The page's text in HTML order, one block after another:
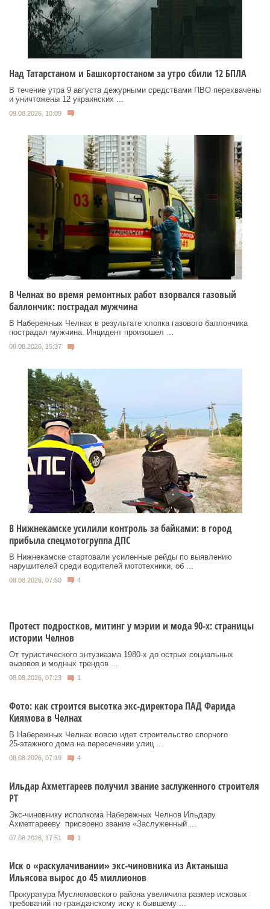
Над Татарстаном и Башкортостаном за утро сбили 12 БПЛА
В течение утра 9 августа дежурными средствами ПВО перехвачены
и уничтожены 12 украинских ...
09.08.2026, 10:09
В Челнах во время ремонтных работ взорвался газовый
баллончик: пострадал мужчина
В Набережных Челнах в результате хлопка газового баллончика
пострадал мужчина. Инцидент произошел ...
08.08.2026, 15:37
В Нижнекамске усилили контроль за байками: в город
прибыла спецмотогруппа ДПС
В Нижнекамске стартовали усиленные рейды по выявлению
нарушителей среди водителей мототехники, об ...
08.08.2026, 07:50 4
Протест подростков, митинг у мэрии и мода 90-х: страницы
истории Челнов
От туристического энтузиазма 1980‑х до острых социальных
вызовов и модных трендов ...
08.08.2026, 07:23 1
Фото: как строится высотка экс-директора ПАД Фарида
Киямова в Челнах
В Набережных Челнах вовсю идет строительство спорного
25‑этажного дома на пересечении улиц ...
08.08.2026, 07:19 4
Ильдар Ахметгареев получил звание заслуженного строителя
РТ
Экс‑чиновнику исполкома Набережных Челнов Ильдару
Ахметгарееву присвоено звание «Заслуженный ...
07.08.2026, 17:51 1
Иск о «раскулачивании» экс-чиновника из Актаныша
Ильясова вырос до 45 миллионов
Прокуратура Муслюмовского района увеличила размер исковых
требований по гражданскому иску к бывшему ...